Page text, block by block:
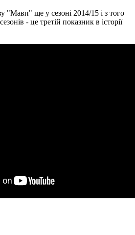
"Мавп" ще у сезоні 2014/15 і з того
- це третій показник в історії